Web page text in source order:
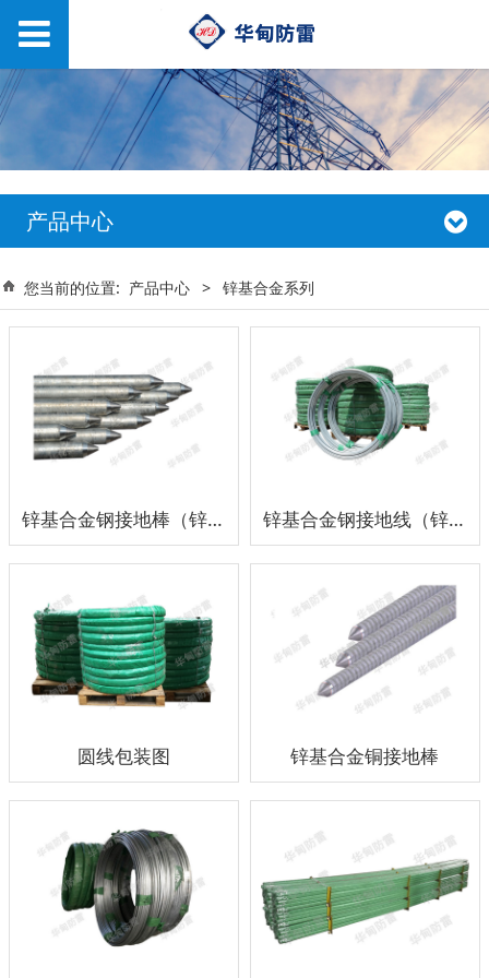
产品中心
您当前的位置: 产品中心 > 锌基合金系列
锌基合金钢接地棒（锌包钢） 锌基合金钢接地线（锌包钢）
圆线包装图 锌基合金铜接地棒